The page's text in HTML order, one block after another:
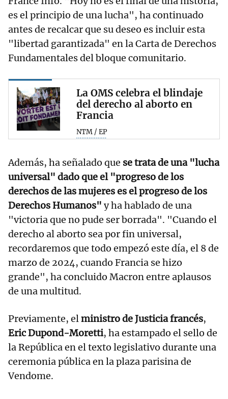
es el principio de una lucha", ha continuado
antes de recalcar que su deseo es incluir esta
"libertad garantizada" en la Carta de Derechos
Fundamentales del bloque comunitario.
La OMS celebra el blindaje
del derecho al aborto en
Francia
NTM / EP
Además, ha señalado que se trata de una "lucha
universal" dado que el "progreso de los
derechos de las mujeres es el progreso de los
Derechos Humanos" y ha hablado de una
"victoria que no pude ser borrada". "Cuando el
derecho al aborto sea por fin universal,
recordaremos que todo empezó este día, el 8 de
marzo de 2024, cuando Francia se hizo
grande", ha concluido Macron entre aplausos
de una multitud.
Previamente, elministro de Justicia francés,
Eric Dupond-Moretti, ha estampado el sello de
la República en el texto legislativo durante una
ceremonia pública en la plaza parisina de
Vendome.